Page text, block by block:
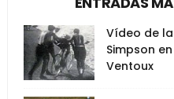
Vídeo de
Simpson
Ventoux